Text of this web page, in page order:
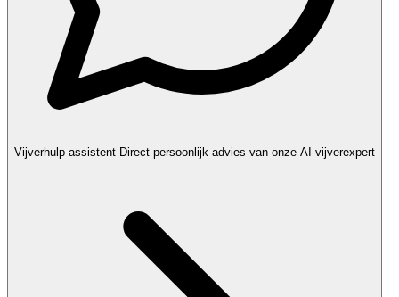
Vijverhulp assistent Direct persoonlijk advies van onze AI-vijverexpert